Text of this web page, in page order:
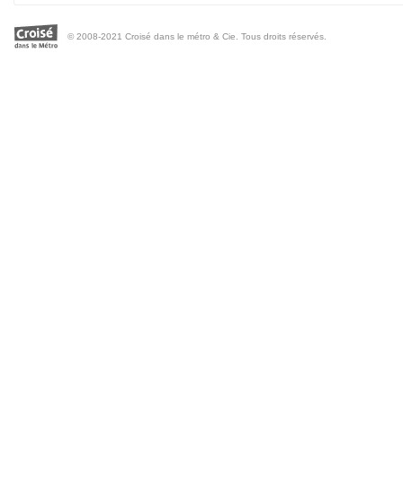
© 2008-2021 Croisé dans le métro & Cie. Tous droits réservés.